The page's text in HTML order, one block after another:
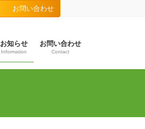
お問い合わせ
お知らせ
Information
お問い合わせ
Contact